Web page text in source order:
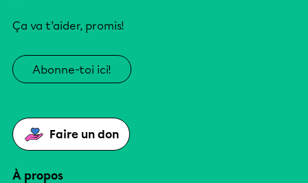
Ça va t’aider, promis!
Abonne-toi ici!
Faire un don
À propos